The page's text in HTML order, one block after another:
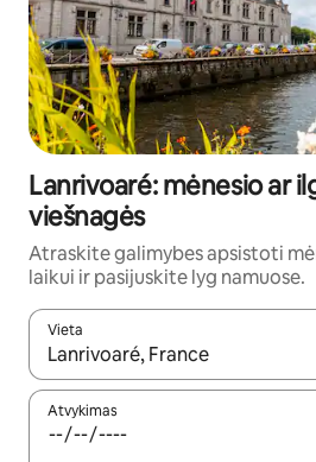
Lanrivoaré: mėnesio ar
viešnagės
Atraskite galimybes apsistoti
laikui ir pasijuskite lyg namuose.
Vieta
Kai pasirodys paieškos rezultatai,
Atvykimas